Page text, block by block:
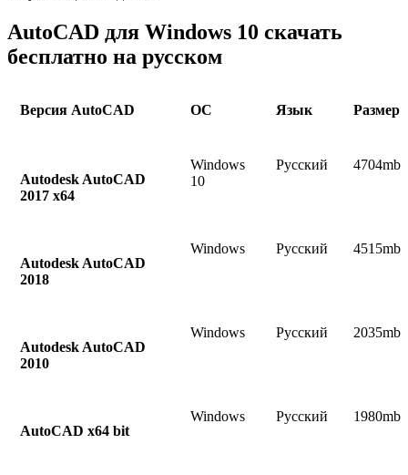
AutoCAD для Windows 10 скачать
бесплатно на русском
Версия AutoCAD ОС Язык Размер
Autodesk AutoCAD
2017 x64
Windows
10
Русский 4704mb
Autodesk AutoCAD
2018
Windows Русский 4515mb
Autodesk AutoCAD
2010
Windows Русский 2035mb
AutoCAD x64 bit
Windows Русский 1980mb